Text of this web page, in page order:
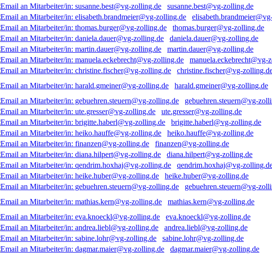
susanne.best@vg-zolling.de
thomas.burger@vg-zolling.de
daniela.dauer@vg-zolling.de
martin.dauer@vg-zolling.de
manuela.eckebrecht@vg-
christine.fischer@vg-
harald.gmeiner@vg-zolling.de
gebuehren.steuern@vg-
ute.gresser@vg-zolling.de
brigitte.haberl@vg-zolling.de
heiko.hauffe@vg-zolling.de
finanzen@vg-zolling.de
diana.hilpert@vg-zolling.de
qendrim.hoxhaj@vg-
heike.huber@vg-zolling.de
gebuehren.steuern@vg-
mathias.kern@vg-zolling.de
eva.knoeckl@vg-zolling.de
andrea.liebl@vg-zolling.de
sabine.lohr@vg-zolling.de
dagmar.maier@vg-zolling.de